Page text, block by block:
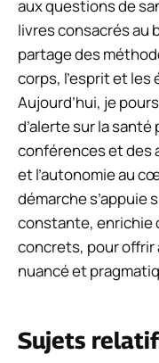
aux questions de
livres consacrés au
partage des
corps, l’esprit et
Aujourd’hui, je
d’alerte sur la
conférences et des
et l’autonomie au
démarche s’appuie
constante, enrichie
concrets, pour offrir
nuancé et
Sujets